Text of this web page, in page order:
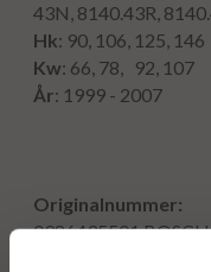
43N, 8140.43R,
Hk: 90, 106, 125, 146
Kw: 66, 78, 92, 107
År: 1999 - 2007
Originalnummer:
0986435501BOSCH